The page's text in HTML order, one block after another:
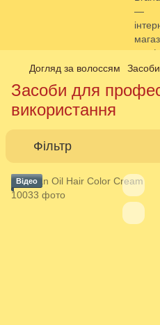
Догляд за волоссям
Засоби для
використання
Фільтр
Відео